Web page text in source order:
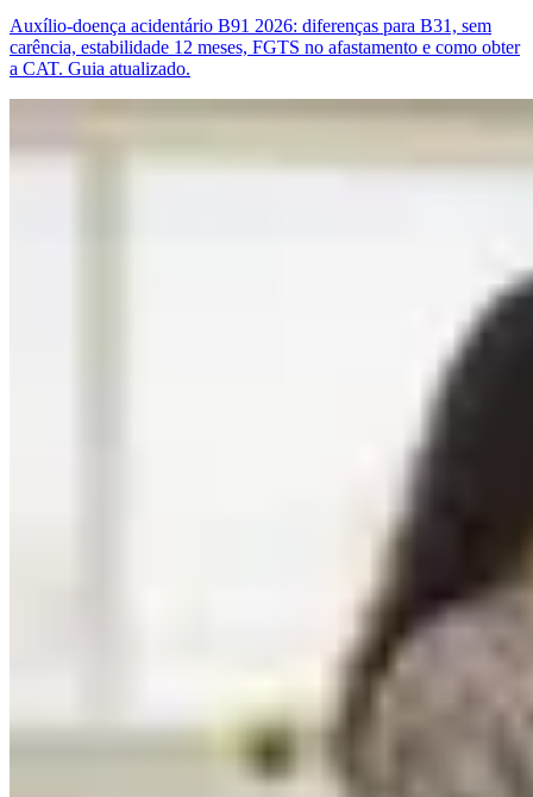
Auxílio-doença acidentário B91 2026: diferenças para B31, sem
carência, estabilidade 12 meses, FGTS no afastamento e como obter
a CAT. Guia atualizado.